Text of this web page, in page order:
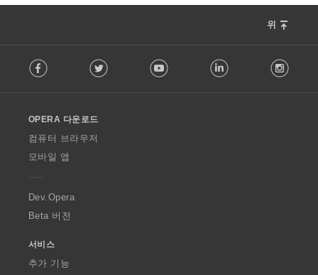
위
o
w
O
p
a
Facebook Twitter Youtube LinkedIn
OPERA 다운로드
컴퓨터 브라우저
모바일 앱
Dev.Opera
Beta 버전
서비스
추가 기능